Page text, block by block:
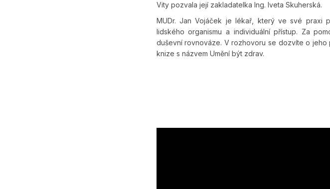
Vity pozvala její zakladatelka Ing. Iveta Skuherská.
MUDr. Jan Vojáček je lékař, který ve své praxi
lidského organismu a individuální přístup. Za
duševní rovnováze. V rozhovoru se dozvíte o
knize s názvem Umění být zdrav.